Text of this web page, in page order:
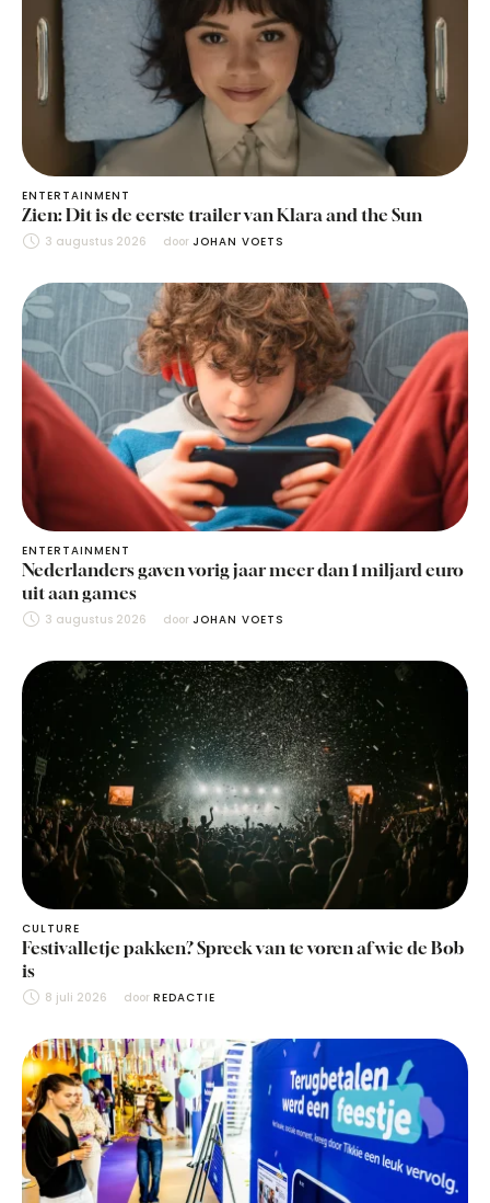
ENTERTAINMENT
Zien: Dit is de eerste trailer van Klara and the Sun
3 augustus 2026 door JOHAN VOETS
ENTERTAINMENT
Nederlanders gaven vorig jaar meer dan 1 miljard euro
uit aan games
3 augustus 2026 door JOHAN VOETS
CULTURE
Festivalletje pakken? Spreek van te voren af wie de Bob
is
8 juli 2026 door REDACTIE